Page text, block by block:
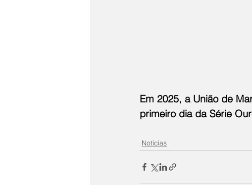
Em 2025, a União de
primeiro dia da Série
Notícias